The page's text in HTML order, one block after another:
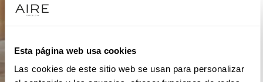
Esta página web usa cookies
Las cookies de este sitio web se usan para personalizar